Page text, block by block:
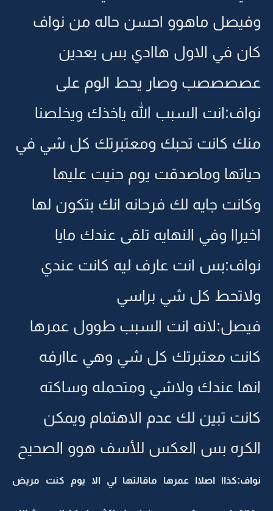
وفيصل ماهوو احسن حاله من نواف
كان في الاول هاادي بس بعدين
عصصصصب وصار يحط الوم على
نواف:انت السبب الله ياخذك ويخلصنا
منك كانت تحبك ومعتبرتك كل شي في
حياتها وماصدقت يوم حنيت عليها
وكانت جايه لك فرحانه انك بتكون لها
اخيراا وفي النهايه تلقى عندك مايا
نواف:بس انت عارف ليه كانت عندي
ولاتحط كل شي براسي
فيصل:لانه انت السبب طوول عمرها
كانت معتبرتك كل شي وهي عاارفه
انها عندك ولاشي ومتحمله وساكته
كانت تبين لك عدم الاهتمام ويمكن
الكره بس العكس للأسف هوو الصحيح
نواف:كذاا اصلاا عمرها ماقالتها لي الا يوم كنت مريض